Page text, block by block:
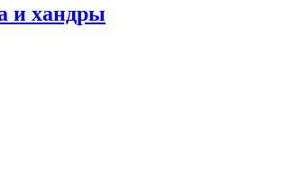
и хандры